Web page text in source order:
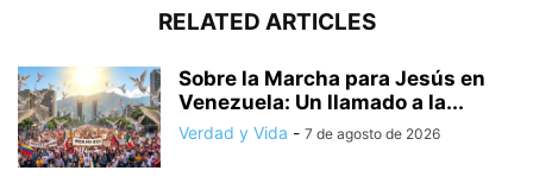
RELATED ARTICLES
Sobre la Marcha para Jesús en
Venezuela: Un llamado a la...
Verdad y Vida - 7 de agosto de 2026